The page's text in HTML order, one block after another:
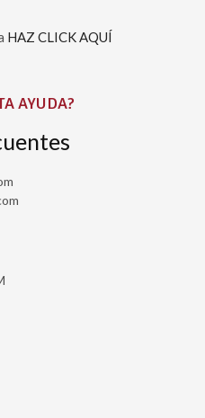
HAZ CLICK AQUÍ
AYUDA?